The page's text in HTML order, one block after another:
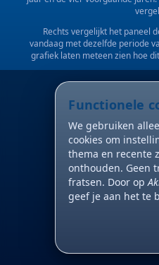
Rechts vergelijkt het paneel
vandaag met dezelfde periode
grafiek laten meteen zien hoe
Functionele
We gebruiken
cookies om
thema en recente
onthouden. Geen
fratsen. Door op
geef je aan het te